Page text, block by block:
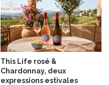
This Life rosé &
Chardonnay, deux
expressions estivales